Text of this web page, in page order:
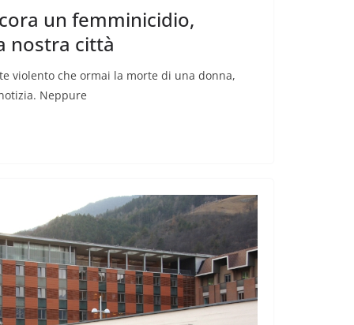
un femminicidio,
nostra città
violento che ormai la morte di una donna,
Neppure